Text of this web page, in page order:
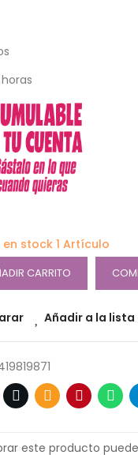
en stock1 Artículo
CARRITO
Añadir a la lista
este producto